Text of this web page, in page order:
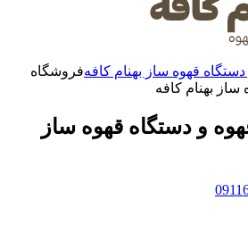
فروشگاه
ساز بهنام کافه
و دستگاه قهوه ساز